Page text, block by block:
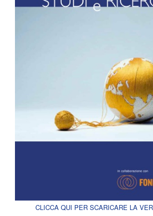
CLICCA QUI PER SCARICARE LA